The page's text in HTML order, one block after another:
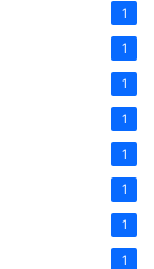
1
1
1
1
1
1
1
1